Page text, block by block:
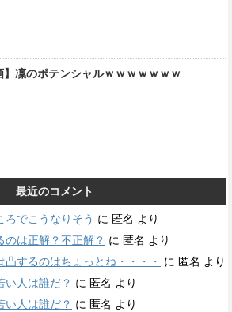
】凜のポテンシャルｗｗｗｗｗｗｗ
最近のコメント
ろでこうなりそう に 匿名 より
のは正解？不正解？ に 匿名 より
凸するのはちょっとね・・・・
に 匿名 より
い人は誰だ？ に 匿名 より
い人は誰だ？ に 匿名 より